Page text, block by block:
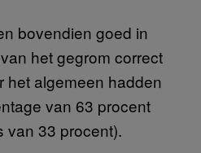
bovendien goed in
het gegrom correct
het algemeen hadden
van 63 procent
van 33 procent).